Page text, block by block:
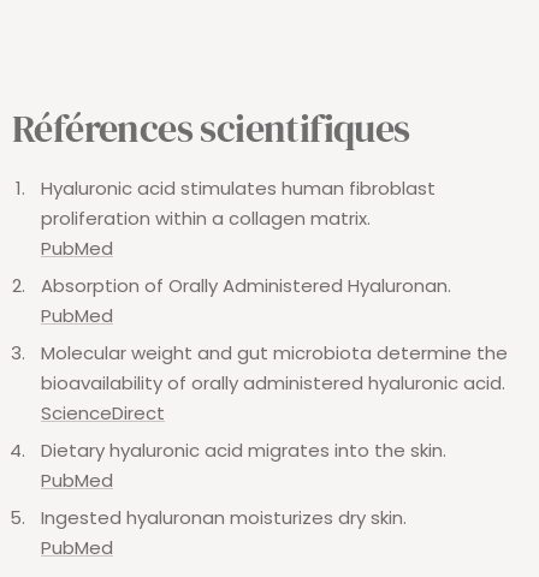
Références scientifiques
Hyaluronic acid stimulates human fibroblast
proliferation within a collagen matrix.
PubMed
Absorption of Orally Administered Hyaluronan.
PubMed
Molecular weight and gut microbiota determine the
bioavailability of orally administered hyaluronic acid.
ScienceDirect
Dietary hyaluronic acid migrates into the skin.
PubMed
Ingested hyaluronan moisturizes dry skin.
PubMed